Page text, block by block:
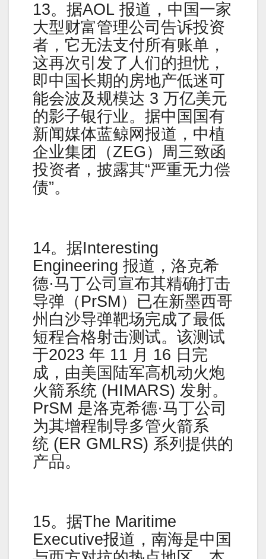
13。据AOL 报道，中国一家
大型财富管理公司告诉投资
者，它无法支付所有账单，
这再次引发了人们的担忧，
即中国长期的房地产低迷可
能会波及规模达 3 万亿美元
的影子银行业。据中国国有
新闻媒体蓝鲸网报道，中植
企业集团（ZEG）周三致函
投资者，披露其“严重无力偿
债”。
14。据Interesting
Engineering 报道，洛克希
德·马丁公司宣布其精确打击
导弹（PrSM）已在新墨西哥
州白沙导弹靶场完成了最低
短程合格射击测试。该测试
于2023 年 11 月 16 日完
成，由美国陆军高机动火炮
火箭系统 (HIMARS) 发射。
PrSM 是洛克希德·马丁公司
为其增程制导多管火箭系
统 (ER GMLRS) 系列提供的
产品。
15。据The Maritime
Executive报道，南海是中国